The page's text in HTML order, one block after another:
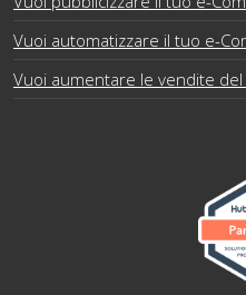
Vuoi automatizzare il tuo e-
Vuoi aumentare le vendite